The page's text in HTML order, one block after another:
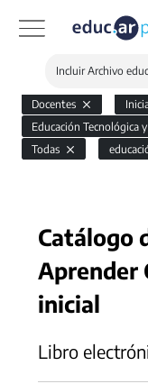
Incluir Archivo
Docentes
Educación Tecnológica
Todas
Catálogo
Aprender
inicial
Libro